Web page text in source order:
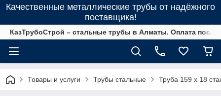
Качественные металлические трубы от надёжного
поставщика!
КазТрубоСтрой – стальные трубы в Алматы. Оплата
Товары и услуги Трубы стальные Труба 159 х 18